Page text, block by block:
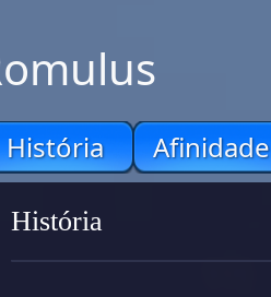
História Afinidade
História